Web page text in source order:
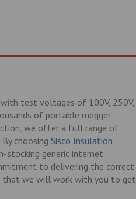
test voltages of 100V, 250V,
of portable megger
we offer a full range of
choosing Sisco Insulation
stocking generic internet
to delivering the correct
that we will work with you to get